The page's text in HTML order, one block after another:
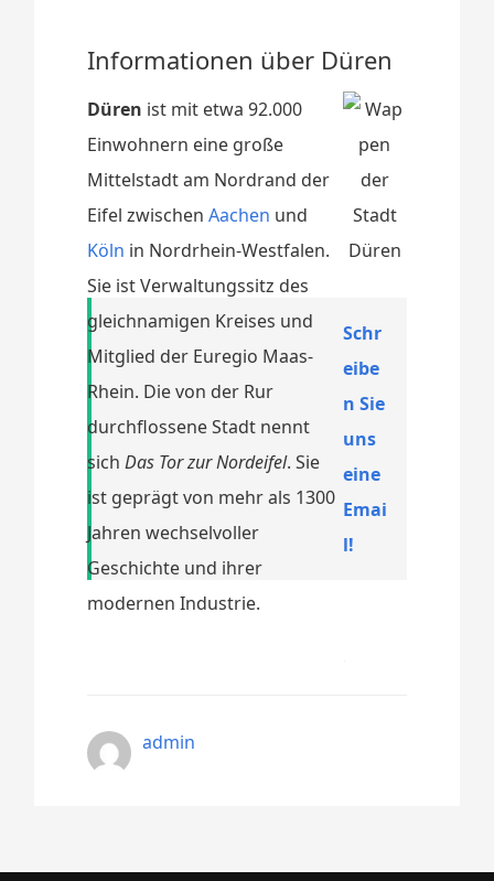
Informationen über Düren
Düren ist mit etwa 92.000
Einwohnern eine große
Mittelstadt am Nordrand der
Eifel zwischenAachen und
Köln in Nordrhein-Westfalen.
Sie ist Verwaltungssitz des
gleichnamigen Kreises und
Mitglied der Euregio Maas-
Rhein. Die von der Rur
durchflossene Stadt nennt
sichDas Tor zur Nordeifel. Sie
ist geprägt von mehr als 1300
Jahren wechselvoller
Geschichte und ihrer
modernen Industrie.
Schr
eibe
n Sie
uns
eine
Emai
l!
admin